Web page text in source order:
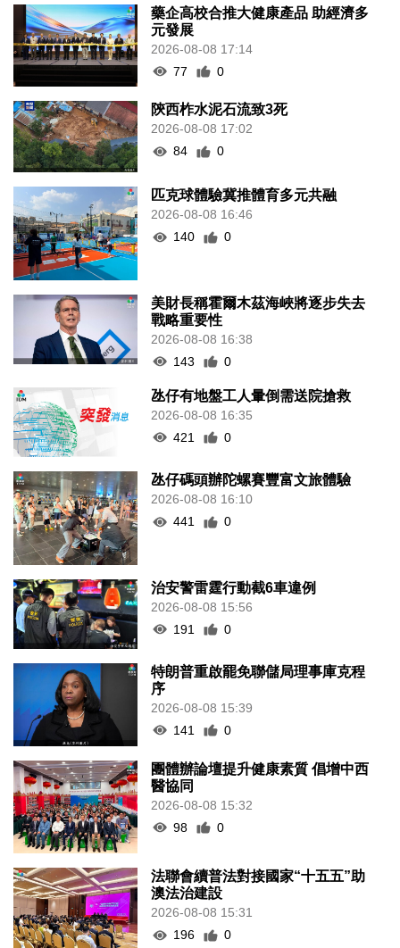
藥企高校合推大健康產品 助經濟多
元發展
2026-08-08 17:14
77
0
陝西柞水泥石流致3死
2026-08-08 17:02
84
0
匹克球體驗冀推體育多元共融
2026-08-08 16:46
140
0
美財長稱霍爾木茲海峽將逐步失去
戰略重要性
2026-08-08 16:38
143
0
氹仔有地盤工人暈倒需送院搶救
2026-08-08 16:35
421
0
氹仔碼頭辦陀螺賽豐富文旅體驗
2026-08-08 16:10
441
0
治安警雷霆行動截6車違例
2026-08-08 15:56
191
0
特朗普重啟罷免聯儲局理事庫克程
序
2026-08-08 15:39
141
0
團體辦論壇提升健康素質 倡增中西
醫協同
2026-08-08 15:32
98
0
法聯會續普法對接國家“十五五”助
澳法治建設
2026-08-08 15:31
196
0